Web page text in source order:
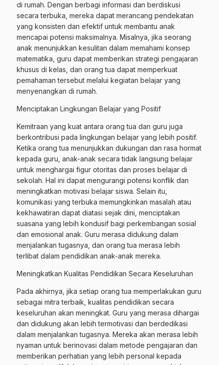
di rumah. Dengan berbagi informasi dan berdiskusi
secara terbuka, mereka dapat merancang pendekatan
yang konsisten dan efektif untuk membantu anak
mencapai potensi maksimalnya. Misalnya, jika seorang
anak menunjukkan kesulitan dalam memahami konsep
matematika, guru dapat memberikan strategi pengajaran
khusus di kelas, dan orang tua dapat memperkuat
pemahaman tersebut melalui kegiatan belajar yang
menyenangkan di rumah.
Menciptakan Lingkungan Belajar yang Positif
Kemitraan yang kuat antara orang tua dan guru juga
berkontribusi pada lingkungan belajar yang lebih positif.
Ketika orang tua menunjukkan dukungan dan rasa hormat
kepada guru, anak-anak secara tidak langsung belajar
untuk menghargai figur otoritas dan proses belajar di
sekolah. Hal ini dapat mengurangi potensi konflik dan
meningkatkan motivasi belajar siswa. Selain itu,
komunikasi yang terbuka memungkinkan masalah atau
kekhawatiran dapat diatasi sejak dini, menciptakan
suasana yang lebih kondusif bagi perkembangan sosial
dan emosional anak. Guru merasa didukung dalam
menjalankan tugasnya, dan orang tua merasa lebih
terlibat dalam pendidikan anak-anak mereka.
Meningkatkan Kualitas Pendidikan Secara Keseluruhan
Pada akhirnya, jika setiap orang tua memperlakukan guru
sebagai mitra terbaik, kualitas pendidikan secara
keseluruhan akan meningkat. Guru yang merasa dihargai
dan didukung akan lebih termotivasi dan berdedikasi
dalam menjalankan tugasnya. Mereka akan merasa lebih
nyaman untuk berinovasi dalam metode pengajaran dan
memberikan perhatian yang lebih personal kepada